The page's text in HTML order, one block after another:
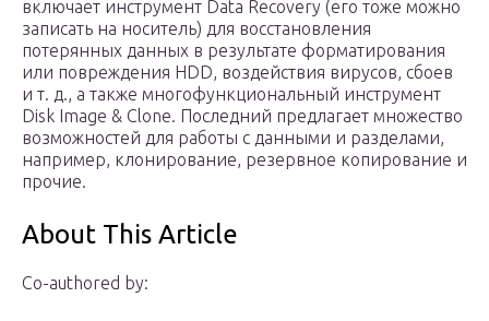
включает инструмент Data Recovery (его тоже можно
записать на носитель) для восстановления
потерянных данных в результате форматирования
или повреждения HDD, воздействия вирусов, сбоев
и т. д., а также многофункциональный инструмент
Disk Image & Clone. Последний предлагает множество
возможностей для работы с данными и разделами,
например, клонирование, резервное копирование и
прочие.
About This Article
Co-authored by: